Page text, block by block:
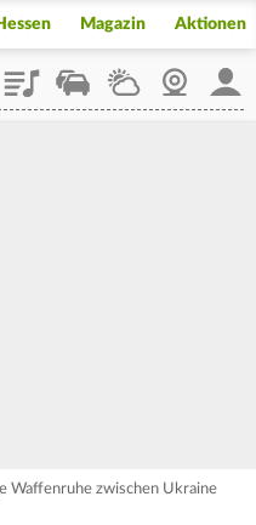
Magazin Aktionen
PlaylistStaupilotWetterWebcam
Waffenruhe zwischen Ukraine